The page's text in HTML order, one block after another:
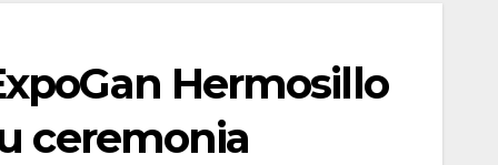
Hermosillo
ceremonia